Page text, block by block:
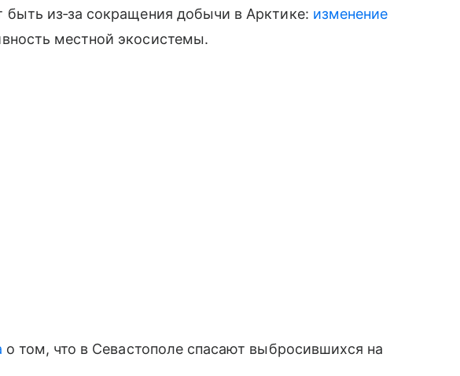
из‑за сокращения добычи в Арктике: изменение
местной экосистемы.
о том, что в Севастополе спасают выбросившихся на